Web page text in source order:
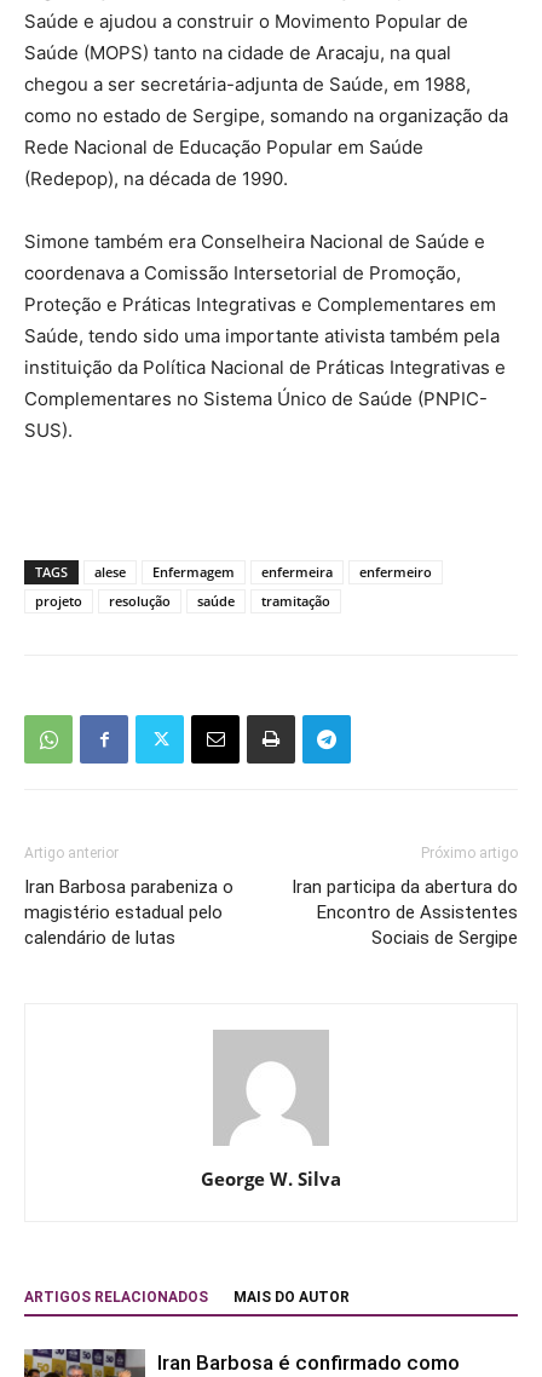
Saúde e ajudou a construir o Movimento Popular de
Saúde (MOPS) tanto na cidade de Aracaju, na qual
chegou a ser secretária-adjunta de Saúde, em 1988,
como no estado de Sergipe, somando na organização da
Rede Nacional de Educação Popular em Saúde
(Redepop), na década de 1990.
Simone também era Conselheira Nacional de Saúde e
coordenava a Comissão Intersetorial de Promoção,
Proteção e Práticas Integrativas e Complementares em
Saúde, tendo sido uma importante ativista também pela
instituição da Política Nacional de Práticas Integrativas e
Complementares no Sistema Único de Saúde (PNPIC-
SUS).
TAGS alese Enfermagem enfermeira
enfermeiro
projeto
resolução saúde tramitação
Artigo anterior
Iran Barbosa parabeniza o
magistério estadual pelo
calendário de lutas
Próximo artigo
Iran participa da abertura do
Encontro de Assistentes
Sociais de Sergipe
George W. Silva
ARTIGOS RELACIONADOS MAIS DO AUTOR
Iran Barbosa é confirmado como